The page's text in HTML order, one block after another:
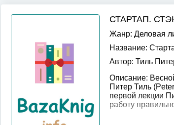
СТАРТАП.
Жанр: Деловая
Название:
Автор: Тиль
Описание:
Питер Тиль
первой лекции
работу